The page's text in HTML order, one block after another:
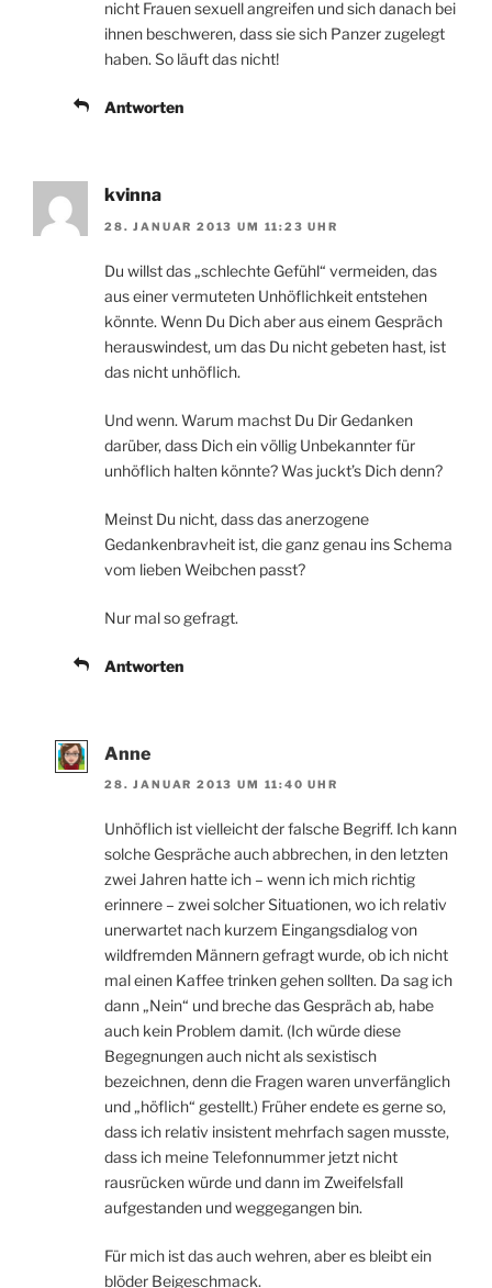
nicht Frauen sexuell angreifen und sich danach bei
ihnen beschweren, dass sie sich Panzer zugelegt
haben. So läuft das nicht!
Antworten
kvinna
28. JANUAR 2013 UM 11:23 UHR
Du willst das „schlechte Gefühl“ vermeiden, das
aus einer vermuteten Unhöflichkeit entstehen
könnte. Wenn Du Dich aber aus einem Gespräch
herauswindest, um das Du nicht gebeten hast, ist
das nicht unhöflich.
Und wenn. Warum machst Du Dir Gedanken
darüber, dass Dich ein völlig Unbekannter für
unhöflich halten könnte? Was juckt’s Dich denn?
Meinst Du nicht, dass das anerzogene
Gedankenbravheit ist, die ganz genau ins Schema
vom lieben Weibchen passt?
Nur mal so gefragt.
Antworten
Anne
28. JANUAR 2013 UM 11:40 UHR
Unhöflich ist vielleicht der falsche Begriff. Ich kann
solche Gespräche auch abbrechen, in den letzten
zwei Jahren hatte ich – wenn ich mich richtig
erinnere – zwei solcher Situationen, wo ich relativ
unerwartet nach kurzem Eingangsdialog von
wildfremden Männern gefragt wurde, ob ich nicht
mal einen Kaffee trinken gehen sollten. Da sag ich
dann „Nein“ und breche das Gespräch ab, habe
auch kein Problem damit. (Ich würde diese
Begegnungen auch nicht als sexistisch
bezeichnen, denn die Fragen waren unverfänglich
und „höflich“ gestellt.) Früher endete es gerne so,
dass ich relativ insistent mehrfach sagen musste,
dass ich meine Telefonnummer jetzt nicht
rausrücken würde und dann im Zweifelsfall
aufgestanden und weggegangen bin.
Für mich ist das auch wehren, aber es bleibt ein
blöder Beigeschmack.